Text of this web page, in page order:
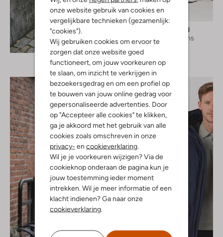
onze website gebruik van cookies en
vergelijkbare technieken (gezamenlijk:
"cookies").
Wij gebruiken cookies om ervoor te
zorgen dat onze website goed
functioneert, om jouw voorkeuren op
te slaan, om inzicht te verkrijgen in
bezoekersgedrag en om een profiel op
te bouwen van jouw online gedrag voor
gepersonaliseerde advertenties. Door
op "Accepteer alle cookies" te klikken,
ga je akkoord met het gebruik van alle
cookies zoals omschreven in onze
privacy- en cookieverklaring
Wil je je voorkeuren wijzigen? Via de
cookieknop onderaan de pagina kun je
jouw toestemming ieder moment
intrekken. Wil je meer informatie of een
klacht indienen? Ga naar onze
cookieverklaring
Ontdek de look
Woodbird
Wide jeans